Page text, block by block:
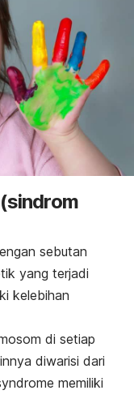
(sindrom
sebutan
yang terjadi
kelebihan
di setiap
diwarisi dari
memiliki